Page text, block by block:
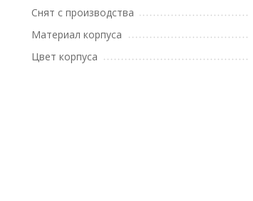
Снят с производства
Материал корпуса
Цвет корпуса